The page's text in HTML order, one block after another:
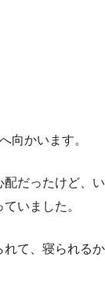
向かいます。
だったけど、い
いました。
れて、寝られるか